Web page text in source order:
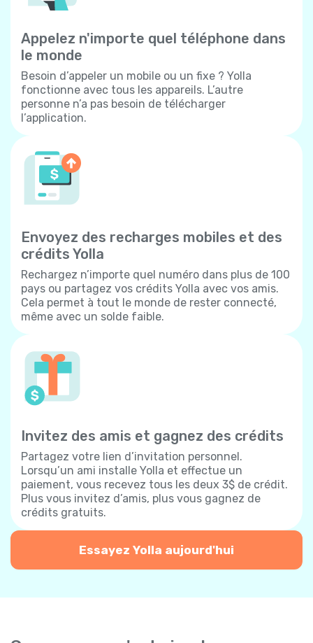
Appelez n'importe quel téléphone dans
le monde
Besoin d’appeler un mobile ou un fixe ? Yolla
fonctionne avec tous les appareils. L’autre
personne n’a pas besoin de télécharger
l’application.
Envoyez des recharges mobiles et des
crédits Yolla
Rechargez n’importe quel numéro dans plus de 100
pays ou partagez vos crédits Yolla avec vos amis.
Cela permet à tout le monde de rester connecté,
même avec un solde faible.
Invitez des amis et gagnez des crédits
Partagez votre lien d’invitation personnel.
Lorsqu’un ami installe Yolla et effectue un
paiement, vous recevez tous les deux 3$ de crédit.
Plus vous invitez d’amis, plus vous gagnez de
crédits gratuits.
Essayez Yolla aujourd'hui